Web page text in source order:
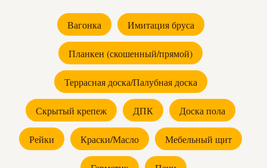
Вагонка Имитация бруса
Планкен (скошенный/прямой)
Террасная доска/Палубная доска
Скрытый крепеж ДПК Доска пола
Рейки Краски/Масло Мебельный щит